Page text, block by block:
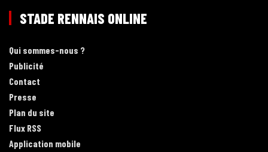
STADE RENNAIS ONLINE
Qui sommes-nous ?
Publicité
Contact
Presse
Plan du site
Flux RSS
Application mobile